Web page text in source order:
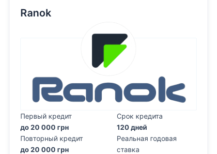
Ranok
Первый кредит
до 20 000 грн
Повторный кредит
до 20 000 грн
Срок кредита
120 дней
Реальная годовая
ставка